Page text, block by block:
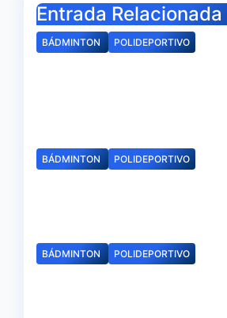
Entrada Relacionada
BÁDMINTON POLIDEPORTIVO
BÁDMINTON POLIDEPORTIVO
BÁDMINTON POLIDEPORTIVO